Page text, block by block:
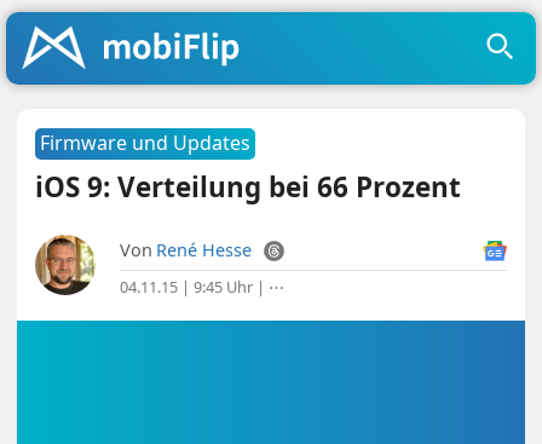
Firmware und Updates
iOS 9: Verteilung bei 66 Prozent
Von René Hesse
04.11.15 | 9:45 Uhr | ⋯